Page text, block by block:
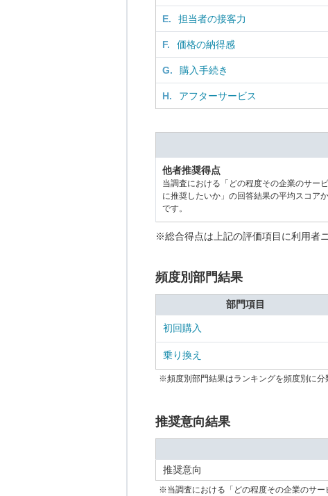
E. 担当者の接客力
F. 価格の納得感
G. 購入手続き
H. アフターサービス
他者推奨得点
当調査における「どの程度その企業のサー
に推奨したいか」の回答結果の平均スコア
です。
※総合得点は上記の評価項目に利用者
頻度別部門結果
部門項目
初回購入
乗り換え
※頻度別部門結果はランキングを頻度別に分
推奨意向結果
推奨意向
※当調査における「どの程度その企業のサ